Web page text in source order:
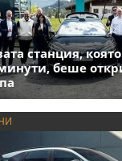
станция,
беше